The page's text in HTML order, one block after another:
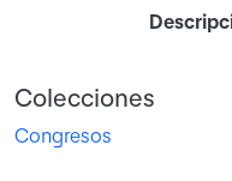
Colecciones
Congresos